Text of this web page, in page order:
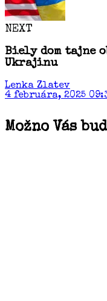
NEXT
Biely dom tajne
Ukrajinu
Lenka Zlatev
4 februára, 2025
Možno Vás